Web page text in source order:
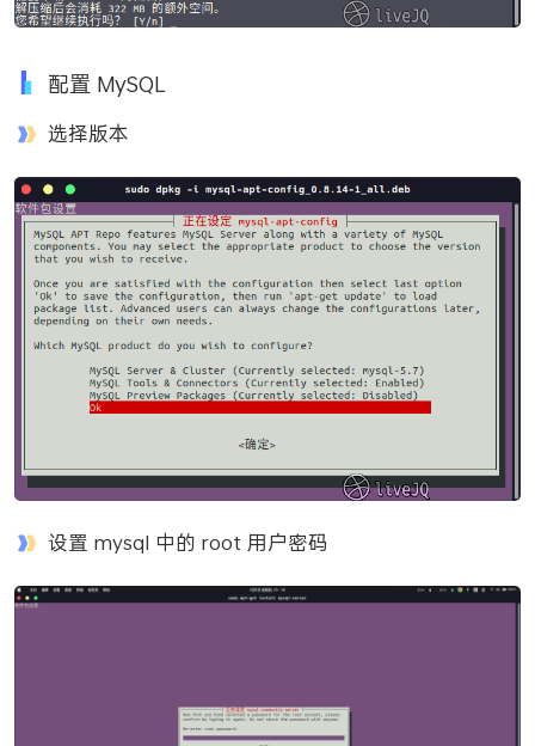
配置 MySQL
选择版本
设置 mysql 中的 root 用户密码